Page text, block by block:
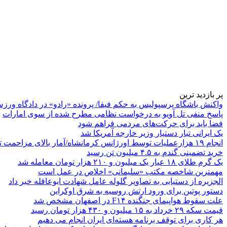
پر بازدید ترین
واکنش باشگاه پرسپولیس به حکم فیفا/ پرونده «رادو» در دادگاه
پاسخ منفی تل آویو به درخواست نظامی مطرح شده از سوی امارات
فضا باید برای حرکت‌های مردمی فراهم شود
یک ایرانی تبار دستیار وزیر خارجه آمریکا شد
انجام ۱۹ هزارعملیات توسط اورژانس کرمانشاه/آمار بالای مزاحمت تلفنی
خرید تضمینی گندم به ۴.۵ میلیون تن رسید
یک گرم طلای ۱۸ عیار یک میلیون و ۲۱۰ هزار تومان معامله شد
مهمترین شاخصه مکتب «سلیمانی» اخلاص در عمل است
الجزیره از دستیابی به تصاویر گلوله عامل شهادت ابوعاقله خبر داد
دستور پوتین برای ورود ارتش روسیه به شرق اوکراین
علت سقوط هواپیمای جنگنده F۱۴ در اصفهان مشخص شد
قیمت سکه ۲۹ خرداد به ۱۵ میلیون و ۴۳۰ هزار تومان رسید
هر کاری برای توقف برنامه هسته‌ای ایران انجام می دهیم